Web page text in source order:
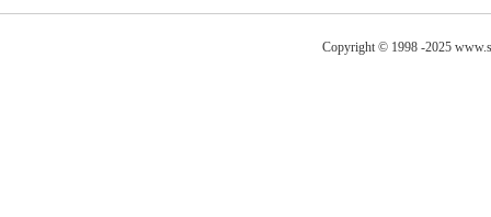
Copyright © 1998 -2025